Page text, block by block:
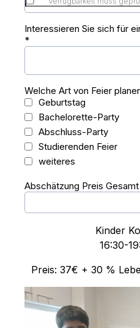
Interessieren Sie sich für
*
Welche Art von Feier
Geburtstag
Bachelorette-Party
Abschluss-Party
Studierenden Feier
weiteres
Abschätzung Preis
Kinder
16:30-
Preis: 37€ + 30 %